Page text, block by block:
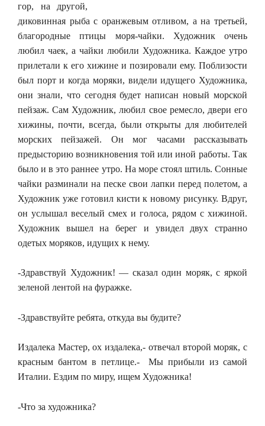
гор, на другой,
диковинная рыба с оранжевым отливом, а на третьей,
благородные птицы моря-чайки. Художник очень
любил чаек, а чайки любили Художника. Каждое утро
прилетали к его хижине и позировали ему. Поблизости
был порт и когда моряки, видели идущего Художника,
они знали, что сегодня будет написан новый морской
пейзаж. Сам Художник, любил свое ремесло, двери его
хижины, почти, всегда, были открыты для любителей
морских пейзажей. Он мог часами рассказывать
предысторию возникновения той или иной работы. Так
было и в это раннее утро. На море стоял штиль. Сонные
чайки разминали на песке свои лапки перед полетом, а
Художник уже готовил кисти к новому рисунку. Вдруг,
он услышал веселый смех и голоса, рядом с хижиной.
Художник вышел на берег и увидел двух странно
одетых моряков, идущих к нему.
-Здравствуй Художник! — сказал один моряк, с яркой
зеленой лентой на фуражке.
-Здравствуйте ребята, откуда вы будите?
Издалека Мастер, ох издалека,- отвечал второй моряк, с
красным бантом в петлице.- Мы прибыли из самой
Италии. Ездим по миру, ищем Художника!
-Что за художника?